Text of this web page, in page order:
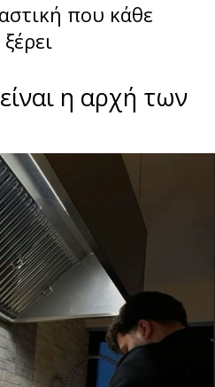
που κάθε
η αρχή των